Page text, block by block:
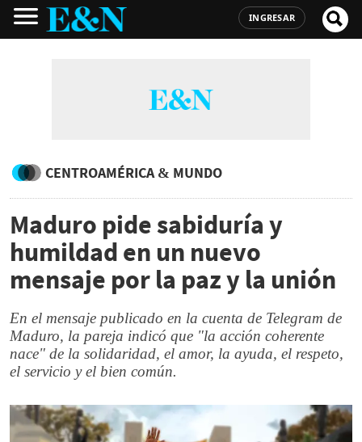
INGRESAR
CENTROAMÉRICA & MUNDO
Maduro pide sabiduría y
humildad en un nuevo
mensaje por la paz y la unión
En el mensaje publicado en la cuenta de Telegram de
Maduro, la pareja indicó que "la acción coherente
nace" de la solidaridad, el amor, la ayuda, el respeto,
el servicio y el bien común.